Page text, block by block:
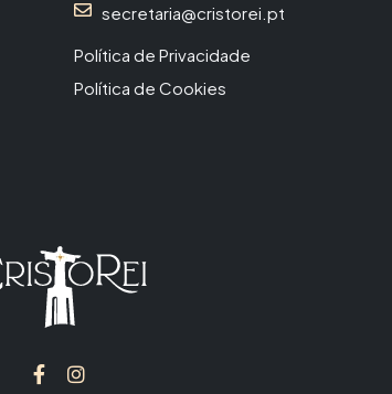
secretaria@cristorei.pt
Política de Privacidade
Política de Cookies